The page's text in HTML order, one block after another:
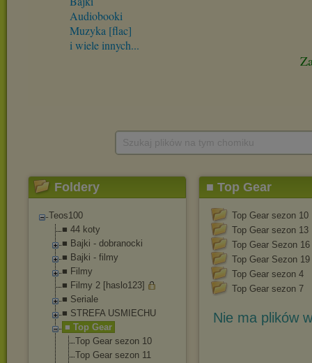
Foldery
Teos100
■ 44 koty
■ Bajki - dobranocki
■ Bajki - filmy
■ Filmy
■ Filmy 2 [haslo123]
■ Seriale
■ STREFA USMIECHU
■ Top Gear
Top Gear sezon 10
Top Gear sezon 11
■ Top Gear
Top Gear sezon 10
Top Gear sezon 13
Top Gear Sezon 16
Top Gear Sezon 19
Top Gear sezon 4
Top Gear sezon 7
Nie ma plików